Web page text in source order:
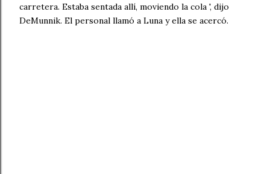
carretera. Estaba sentada allí, moviendo la cola ', dijo
DeMunnik. El personal llamó a Luna y ella se acercó.